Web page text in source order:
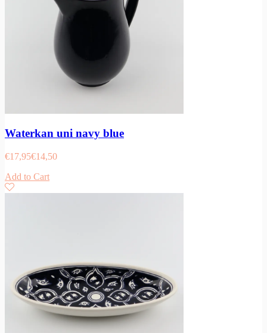
Waterkan uni navy blue
€17,95€14,50
Add to Cart